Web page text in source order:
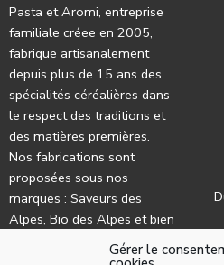
Gérer le
Pasta et Aromi, entreprise
familiale créee en 2005,
fabrique artisanalement
depuis plus de 15 ans des
spécialités céréalières dans
le respect des traditions et
des matières premières.
Nos fabrications sont
proposées sous nos
marques : Saveurs des
Alpes, Bio des Alpes et bien
évidemment La Lune.